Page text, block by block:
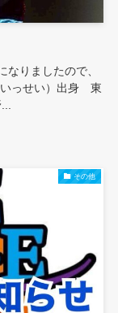
りましたので、
っせい）出身 東
その他